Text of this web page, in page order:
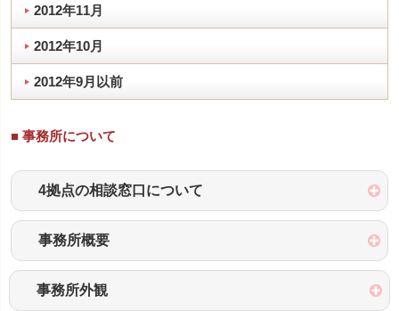
2012年11月
2012年10月
2012年9月以前
■ 事務所について
4拠点の相談窓口について
事務所概要
事務所外観